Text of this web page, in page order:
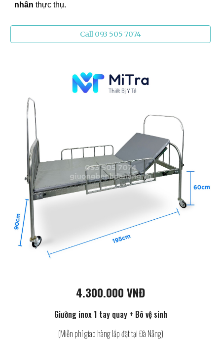
nhân thực thụ.
Call 093 505 7074
4.300.000 VNĐ
Giường inox 1 tay quay + Bô vệ sinh
(Miễn phí giao hàng lắp đặt tại Đà Nẵng)